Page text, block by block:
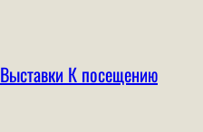
Выставки К посещению